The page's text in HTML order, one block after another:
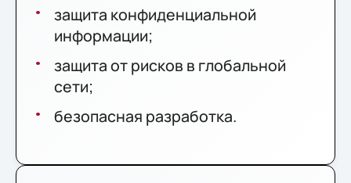
защита конфиденциальной
информации;
защита от рисков в глобальной
сети;
безопасная разработка.